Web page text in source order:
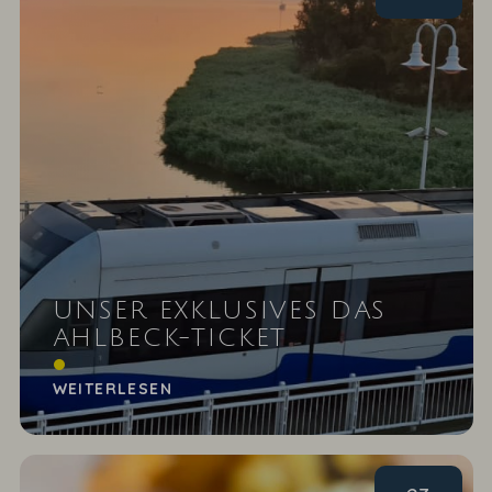
UNSER EXKLUSIVES DAS
AHLBECK-TICKET
Unterwegs mit dem exklusiven DAS AHLBECK-
Ticket der Usedomer Bäderbahn
WEITERLESEN